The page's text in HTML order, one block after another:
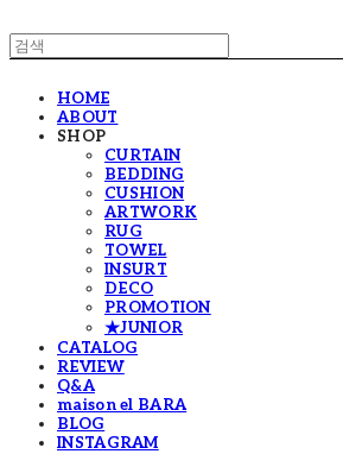
HOME
ABOUT
SHOP
CURTAIN
BEDDING
CUSHION
ARTWORK
RUG
TOWEL
INSURT
DECO
PROMOTION
★JUNIOR
CATALOG
REVIEW
Q&A
maison el BARA
BLOG
INSTAGRAM